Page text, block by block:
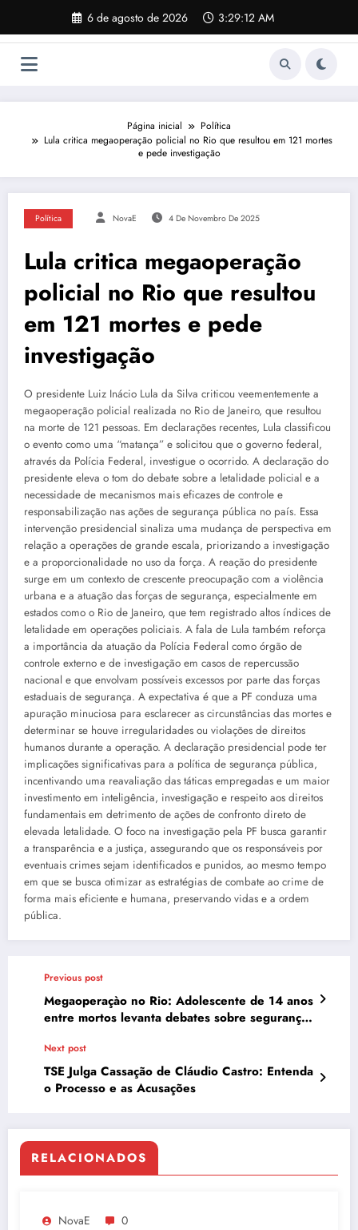
o
6 de agosto de 2026 3:29:13 AM
Página inicial
Política
Lula critica megaoperação policial no Rio que resultou em 121 mortes
e pede investigação
Política NovaE 4 De Novembro De 2025
Lula critica megaoperação
policial no Rio que resultou
em 121 mortes e pede
investigação
O presidente Luiz Inácio Lula da Silva criticou veementemente a
megaoperação policial realizada no Rio de Janeiro, que resultou
na morte de 121 pessoas. Em declarações recentes, Lula classificou
o evento como uma “matança” e solicitou que o governo federal,
através da Polícia Federal, investigue o ocorrido. A declaração do
presidente eleva o tom do debate sobre a letalidade policial e a
necessidade de mecanismos mais eficazes de controle e
responsabilização nas ações de segurança pública no país. Essa
intervenção presidencial sinaliza uma mudança de perspectiva em
relação a operações de grande escala, priorizando a investigação
e a proporcionalidade no uso da força. A reação do presidente
surge em um contexto de crescente preocupação com a violência
urbana e a atuação das forças de segurança, especialmente em
estados como o Rio de Janeiro, que tem registrado altos índices de
letalidade em operações policiais. A fala de Lula também reforça
a importância da atuação da Polícia Federal como órgão de
controle externo e de investigação em casos de repercussão
nacional e que envolvam possíveis excessos por parte das forças
estaduais de segurança. A expectativa é que a PF conduza uma
apuração minuciosa para esclarecer as circunstâncias das mortes e
determinar se houve irregularidades ou violações de direitos
humanos durante a operação. A declaração presidencial pode ter
implicações significativas para a política de segurança pública,
incentivando uma reavaliação das táticas empregadas e um maior
investimento em inteligência, investigação e respeito aos direitos
fundamentais em detrimento de ações de confronto direto de
elevada letalidade. O foco na investigação pela PF busca garantir
a transparência e a justiça, assegurando que os responsáveis por
eventuais crimes sejam identificados e punidos, ao mesmo tempo
em que se busca otimizar as estratégias de combate ao crime de
forma mais eficiente e humana, preservando vidas e a ordem
pública.
Previous post
Megaoperaçào no Rio: Adolescente de 14 anos
entre mortos levanta debates sobre segurança
Next post
TSE Julga Cassação de Cláudio Castro: Entenda
o Processo e as Acusações
RELACIONADOS
NovaE 0